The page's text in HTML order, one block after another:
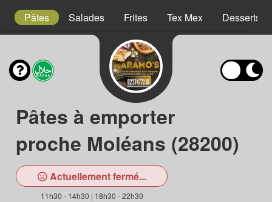
Pâtes Salades Frites Tex Mex Desserts
Pâtes à emporter
proche Moléans (28200)
Actuellement fermé...
11h30 - 14h30 | 18h30 - 22h30